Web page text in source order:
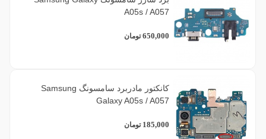
A05s / A057
650,000 تومان
کانکتور مادربرد سامسونگ Samsung
Galaxy A05s / A057
185,000 تومان